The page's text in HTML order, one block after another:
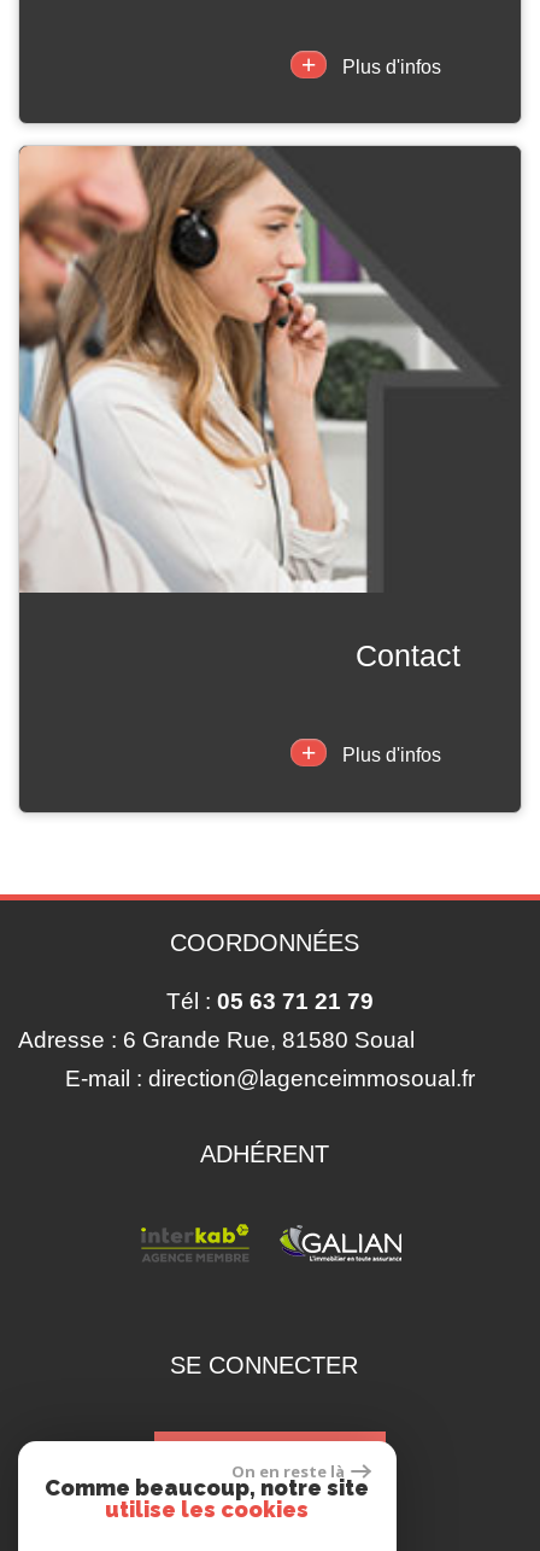
+ Plus d'infos
contact
+ Plus d'infos
COORDONNÉES
Tél : 05 63 71 21 79
E-mail : direction@lagenceimmosoual.fr
Adresse : 6 Grande Rue, 81580 Soual
ADHÉRENT
SE CONNECTER
On en reste là
Comme beaucoup, notre site
utilise les cookies